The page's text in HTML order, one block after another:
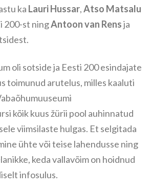
ka Lauri Hussar,Atso Matsalu
200-st ningAntoon van Rensja
oli sotside ja Eesti 200 esindajate
toimunud arutelus, milles kaaluti
kõik kuus žürii pool auhinnatud
viimsilaste hulgas. Et selgitada
ühte või teise lahendusse ning
keda vallavõim on hoidnud
infosulus.